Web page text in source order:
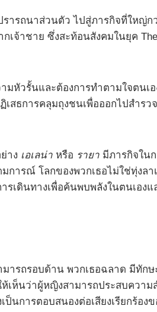
ารถนาส่วนตัว ไปสู่ภารกิจที่ใหญ่
เจ้าชาย ซึ่งสะท้อนสังคมในยุค
มหัวรั้นและต้องการทำตามใจตนเ
เสธการคลุมถุงชนเพื่อออกไปสำร
าง เอเลน่า หรือ รายา มีภารกิจใน
ารณ์ โลกของพวกเธอไม่ใช่ทุ่งล
ดินทางเพื่อค้นพบพลังในตนเองแ
ารถรอบด้าน พวกเธอฉลาด มีทัก
นว่าผู้หญิงสามารถประสบความ
นการตอบสนองต่อเสียงเรียกร้อ